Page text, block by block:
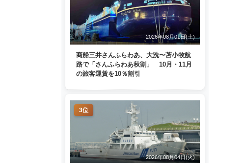
2026年08月01日(土)
商船三井さんふらわあ、大洗〜苫小牧航
路で「さんふらわあ秋割」 10月・11月
の旅客運賃を10％割引
3位
2026年08月04日(火)